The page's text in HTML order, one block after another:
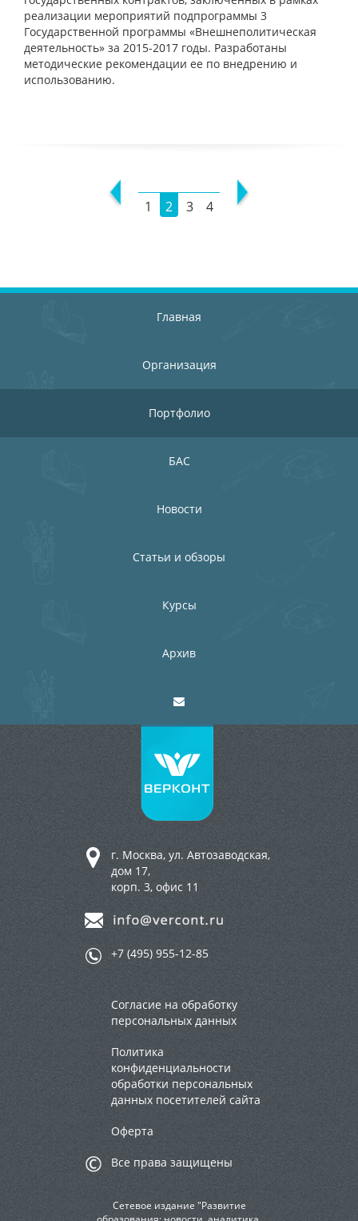
реализации мероприятий подпрограммы 3
Государственной программы «Внешнеполитическая
деятельность» за 2015-2017 годы. Разработаны
методические рекомендации ее по внедрению и
использованию.
1 2 3 4
Главная
Организация
Портфолио
БАС
Новости
Статьи и обзоры
Курсы
Архив
г. Москва, ул. Автозаводская,
дом 17,
корп. 3, офис 11
+7 (495) 955-12-85
Согласие на обработку
персональных данных
Политика
конфиденциальности
обработки персональных
данных посетителей сайта
Оферта
Все права защищены
Сетевое издание "Развитие